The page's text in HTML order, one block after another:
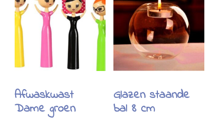
Afwaskwast
Dame groen
Glazen staande
bal 8 cm